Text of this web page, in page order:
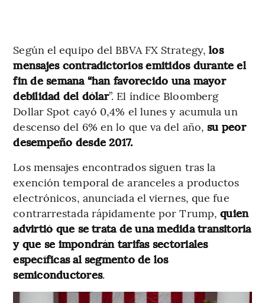
Según el equipo del BBVA FX Strategy,los
mensajes contradictorios emitidos durante el
fin de semana “han favorecido una mayor
debilidad del dólar”. El índice Bloomberg
Dollar Spot cayó 0,4% el lunes y acumula un
descenso del 6% en lo que va del año,su peor
desempeño desde 2017.
Los mensajes encontrados siguen tras la
exención temporal de aranceles a productos
electrónicos, anunciada el viernes, que fue
contrarrestada rápidamente por Trump,quien
advirtió que se trata de una medida transitoria
y que se impondrán tarifas sectoriales
específicas al segmento de los
semiconductores.